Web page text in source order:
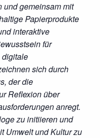
und gemeinsam mit
Papierprodukte
interaktive
für
digitale
sich durch
der die
Reflexion über
anregt.
zu initiieren und
Umwelt und Kultur zu